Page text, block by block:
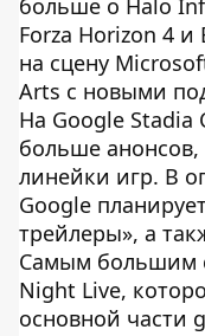
больше о Halo
Forza Horizon 4
на сцену
Arts с новыми
На Google Stadia
больше анонсов,
линейки игр. В
Google
трейлеры», а
Самым большим
Night Live,
основной части